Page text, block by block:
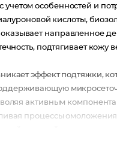
особенностей и
кислоты,
направленное
подтягивает кожу
эффект подтяжки,
активным
процессы